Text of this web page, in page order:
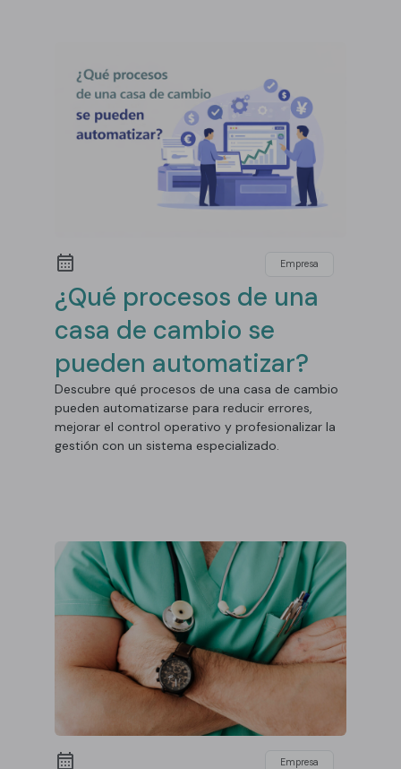
Empresa
¿Qué procesos de una
casa de cambio se
pueden automatizar?
Descubre qué procesos de una casa de cambio
pueden automatizarse para reducir errores,
mejorar el control operativo y profesionalizar la
gestión con un sistema especializado.
Empresa